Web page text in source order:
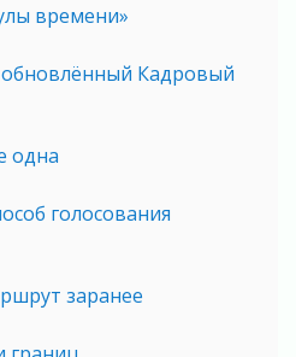
времени»
Кадровый
одна
голосования
заранее